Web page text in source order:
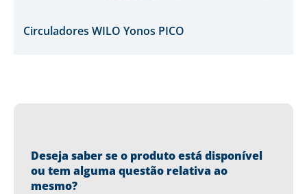
Circuladores WILO Yonos PICO
Deseja saber se o produto está disponível
ou tem alguma questão relativa ao
mesmo?